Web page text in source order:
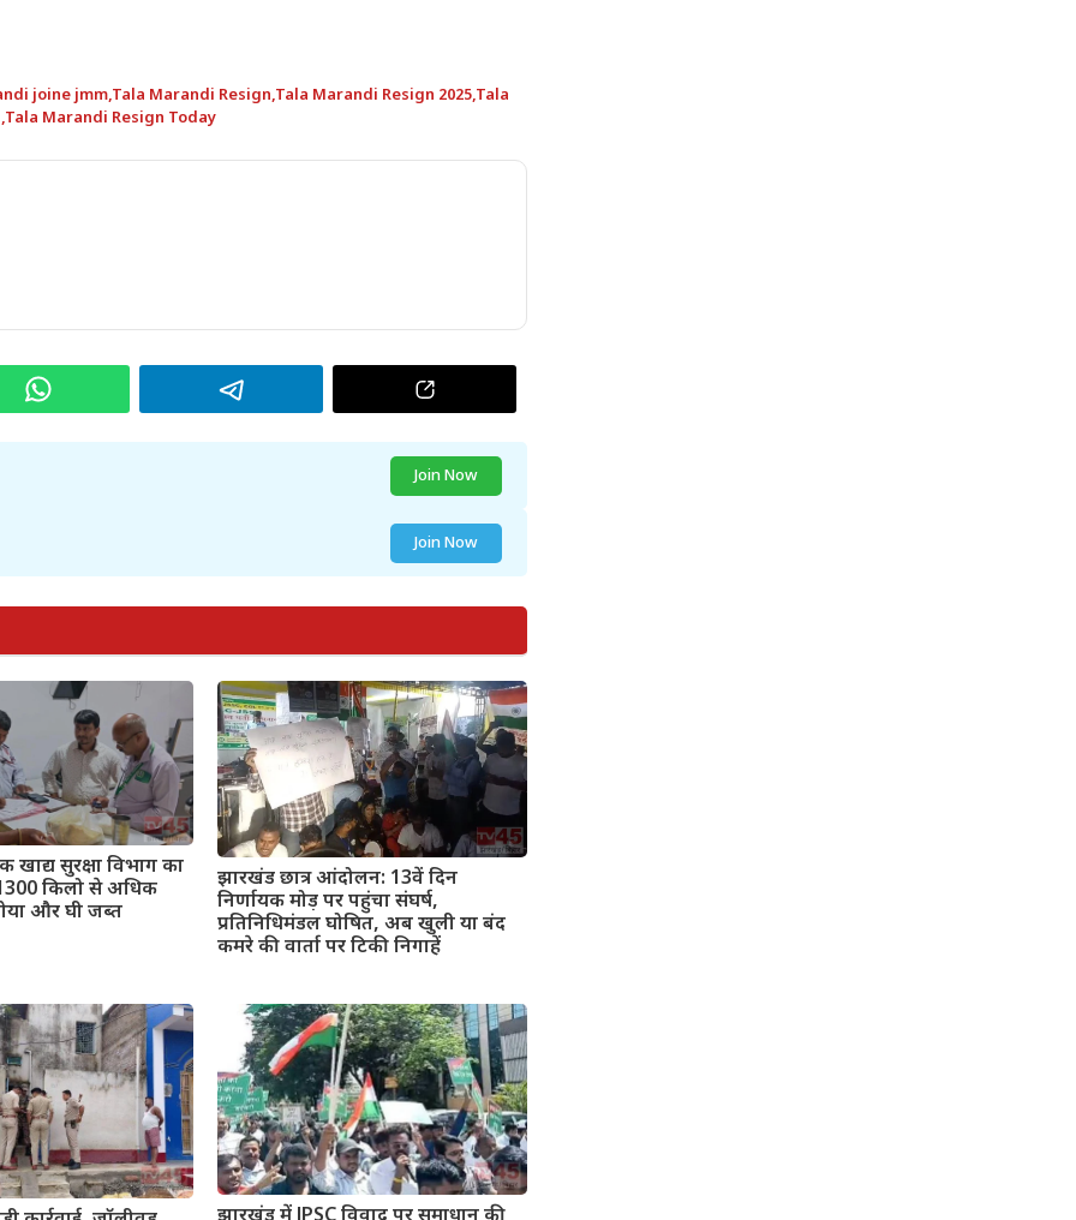
joine jmm,Tala Marandi Resign,Tala Marandi Resign 2025,Tala
,Tala Marandi Resign Today
Join Now
Join Now
खाद्य सुरक्षा विभाग का
किलो से अधिक
और घी जब्त
झारखंड छात्र आंदोलन: 13वें दिन
निर्णायक मोड़ पर पहुंचा संघर्ष,
प्रतिनिधिमंडल घोषित, अब खुली या बंद
कमरे की वार्ता पर टिकी निगाहें